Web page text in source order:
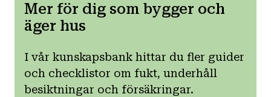
Mer för dig som bygger och
äger hus
I vår kunskapsbank hittar du fler guider
och checklistor om fukt, underhåll
besiktningar och försäkringar.